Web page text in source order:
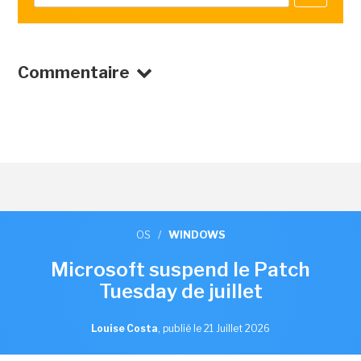
Commentaire
OS / WINDOWS
Microsoft suspend le Patch
Tuesday de juillet
Louise Costa, publié le 21 Juillet 2026